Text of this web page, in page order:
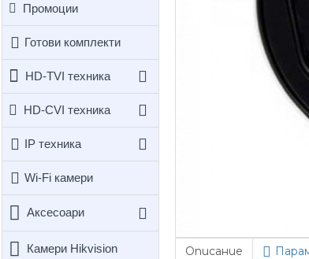
Промоции
Готови комплекти
HD-TVI техника
HD-CVI техника
IP техника
Wi-Fi камери
Аксесоари
Камери Hikvision Описание